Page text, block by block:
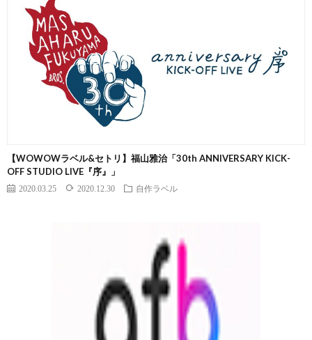
【WOWOWラベル&セトリ】福山雅治「30th ANNIVERSARY KICK-
OFF STUDIO LIVE『序』」
2020.03.25 2020.12.30 自作ラベル